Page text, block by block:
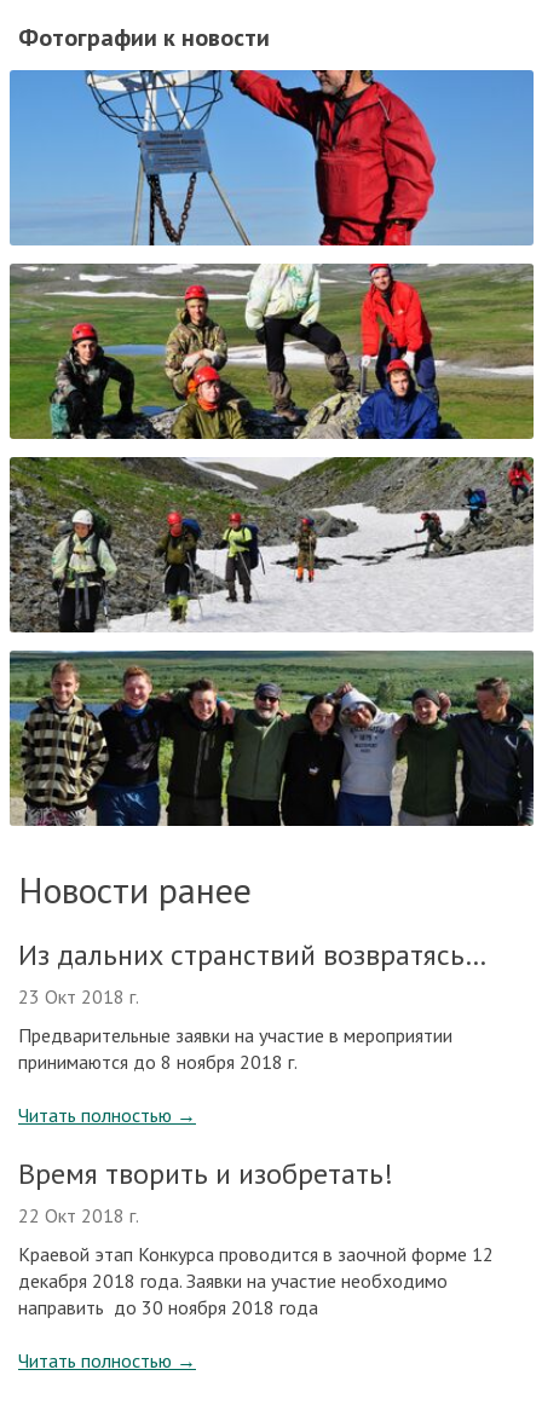
Фотографии к новости
Новости ранее
Из дальних странствий возвратясь…
23 Окт 2018 г.
Предварительные заявки на участие в мероприятии
принимаются до 8 ноября 2018 г.
Читать полностью →
Время творить и изобретать!
22 Окт 2018 г.
Краевой этап Конкурса проводится в заочной форме 12
декабря 2018 года. Заявки на участие необходимо
направить до 30 ноября 2018 года
Читать полностью →